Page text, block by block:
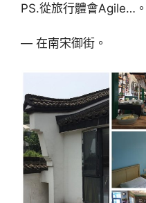
PS.從旅行體會Agile…。
— 在南宋御街。